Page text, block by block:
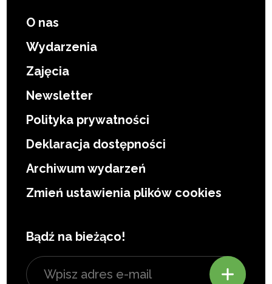
O nas
Wydarzenia
Zajęcia
Newsletter
Polityka prywatności
Deklaracja dostępności
Archiwum wydarzeń
Zmień ustawienia plików cookies
Bądź na bieżąco!